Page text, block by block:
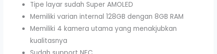
Tipe layar sudah Super AMOLED
Memiliki varian internal 128GB dengan 8GB RAM
Memiliki 4 kamera utama yang menakjubkan
kualitasnya